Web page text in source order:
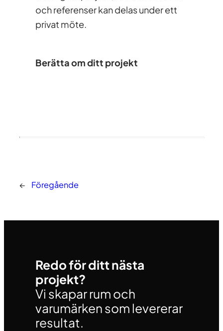
och referenser kan delas under ett
privat möte.
Berätta om ditt projekt
← Föregående
Redo för ditt nästa
projekt?
Vi skapar rum och
varumärken som levererar
resultat.